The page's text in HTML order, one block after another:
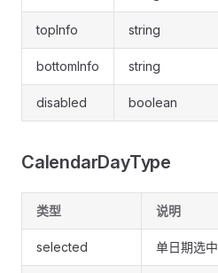
topInfo string
bottomInfo string
disabled boolean
CalendarDayType
类型 说明
selected 单日期选中